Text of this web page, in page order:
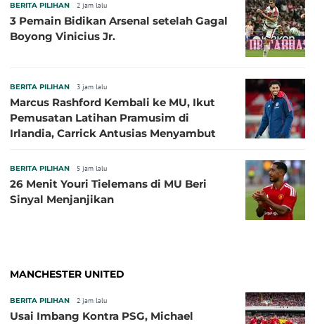
BERITA PILIHAN 2 jam lalu
3 Pemain Bidikan Arsenal setelah Gagal
Boyong Vinicius Jr.
BERITA PILIHAN 3 jam lalu
Marcus Rashford Kembali ke MU, Ikut
Pemusatan Latihan Pramusim di
Irlandia, Carrick Antusias Menyambut
BERITA PILIHAN 5 jam lalu
26 Menit Youri Tielemans di MU Beri
Sinyal Menjanjikan
MANCHESTER UNITED
BERITA PILIHAN 2 jam lalu
Usai Imbang Kontra PSG, Michael